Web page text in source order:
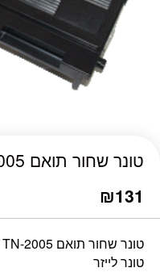
טונר שחור תואם TN-2005
₪131
טונר שחור תואם BROTHER TN-2005
טונר לייזר